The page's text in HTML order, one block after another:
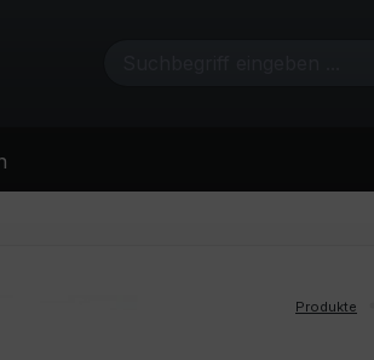
Produkte